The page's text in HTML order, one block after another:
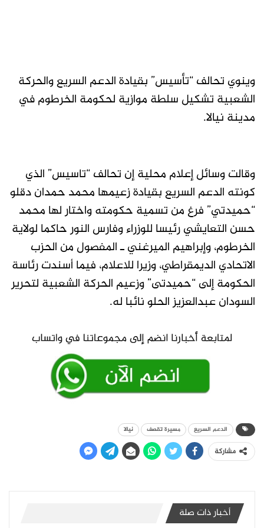
وينوي تحالف “تأسيس” بقيادة الدعم السريع والحركة
الشعبية تشكيل سلطة موازية لحكومة الخرطوم في
مدينة نيالا.
وقالت وسائل إعلام محلية إن تحالف “تاسيس” الذي
كونته الدعم السريع بقيادة زعيمها محمد حمدان دقلو
“حميدتي” فرغ من تسمية حكومته واختار لها محمد
حسن التعايشي رئيسا للوزراء وفارس النور حاكما لولاية
الخرطوم، وإبراهيم الميرغني ـ المفصول من الحزب
الاتحادي الديمقراطي، وزيرا للاعلام، فيما أسندت رئاسة
الحكومة إلى “حميدتى” وزعيم الحركة الشعبية لتحرير
السودان عبدالعزيز الحلو نائبا له.
الدعم السريع مسيرة تقصف نيالا
مشاركة
أخبار ذات صلة